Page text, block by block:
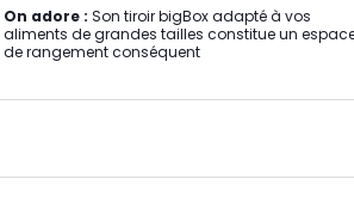
On adore : Son tiroir bigBox adapté à vos
aliments de grandes tailles constitue un
de rangement conséquent